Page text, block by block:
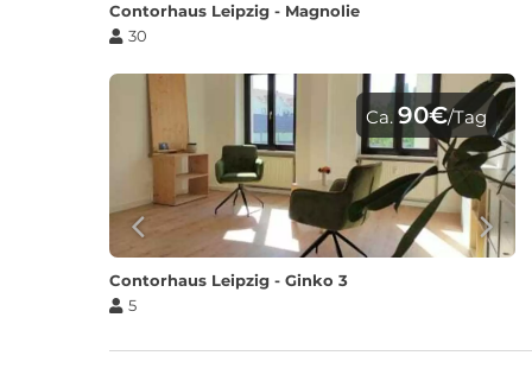
Contorhaus Leipzig - Magnolie
30
Ca. 90€/Tag
Contorhaus Leipzig - Ginko 3
5